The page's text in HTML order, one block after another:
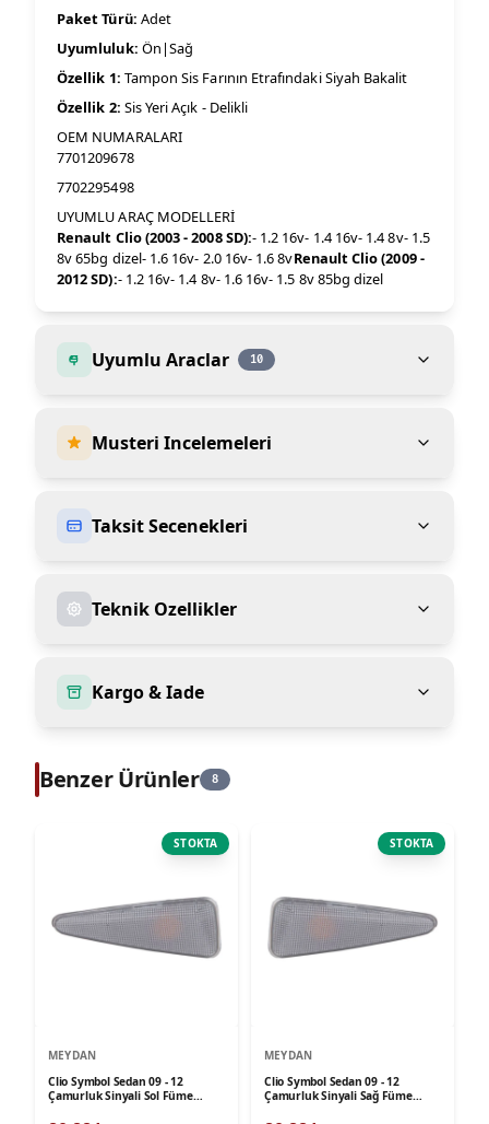
Paket Türü: Adet
Uyumluluk: Ön|Sağ
Özellik 1: Tampon Sis Farının Etrafındaki Siyah Bakalit
Özellik 2: Sis Yeri Açık - Delikli
OEM NUMARALARI
7701209678
7702295498
UYUMLU ARAÇ MODELLERİ
Renault Clio (2003 - 2008 SD):- 1.2 16v- 1.4 16v- 1.4 8v- 1.5
8v 65bg dizel- 1.6 16v- 2.0 16v- 1.6 8vRenault Clio (2009 -
2012 SD):- 1.2 16v- 1.4 8v- 1.6 16v- 1.5 8v 85bg dizel
Uyumlu Araclar 10
Musteri Incelemeleri
Taksit Secenekleri
Teknik Ozellikler
Kargo & Iade
Benzer Ürünler 8
STOKTA
MEYDAN
Clio Symbol Sedan 09 - 12
Çamurluk Sinyali Sol Füme
STOKTA
MEYDAN
Clio Symbol Sedan 09 - 12
Çamurluk Sinyali Sağ Füme